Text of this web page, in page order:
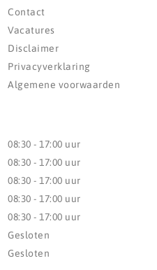
Contact
Vacatures
Disclaimer
Privacyverklaring
Algemene voorwaarden
08:30 - 17:00 uur
08:30 - 17:00 uur
08:30 - 17:00 uur
08:30 - 17:00 uur
08:30 - 17:00 uur
Gesloten
Gesloten